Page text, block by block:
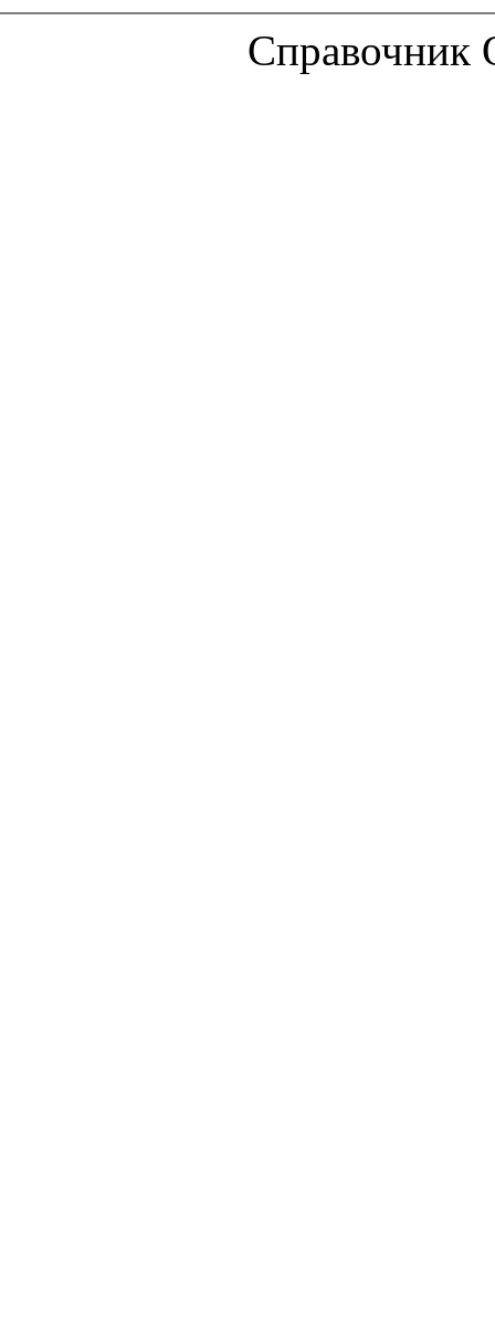
Справочник